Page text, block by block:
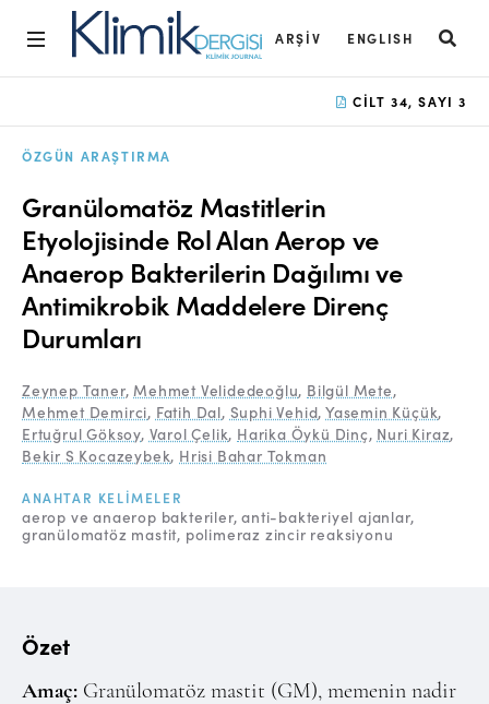
ARŞIV ENGLISH
Arşiv
Açık Erişim İlkesi
Yayın Kurulu
Etik İlkeler
Danışmanlık Süreci
Yazarlara Bilgi
Online Makale Gönderimi
Dizinler
FACEBOOK TWITTER YOUTUBE
CILT 34, SAYI 3
ÖZGÜN ARAŞTIRMA
Granülomatöz Mastitlerin
Etyolojisinde Rol Alan Aerop ve
Anaerop Bakterilerin Dağılımı ve
Antimikrobik Maddelere Direnç
Durumları
Zeynep Taner,Mehmet Velidedeoğlu, Bilgül Mete,
Mehmet Demirci, Fatih Dal, Suphi Vehid,Yasemin Küçük,
Ertuğrul Göksoy, Varol Çelik, Harika Öykü Dinç, Nuri Kiraz,
Bekir S Kocazeybek, Hrisi Bahar Tokman
ANAHTAR KELIMELER
aerop ve anaerop bakteriler anti-bakteriyel ajanlar
granülomatöz mastit polimeraz zincir reaksiyonu
Özet
Amaç: Granülomatöz mastit (GM), memenin nadir